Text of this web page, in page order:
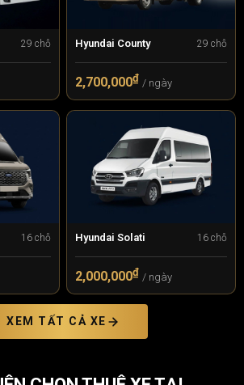
29 chỗ Hyundai County 29 chỗ
2,700,000₫ / ngày
16 chỗ Hyundai Solati 16 chỗ
2,000,000₫ / ngày
XEM TẤT CẢ XE